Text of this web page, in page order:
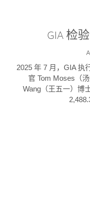
GIA 检
2025 年 7 月，GIA 执
官 Tom Moses（
Wang（王五一）博